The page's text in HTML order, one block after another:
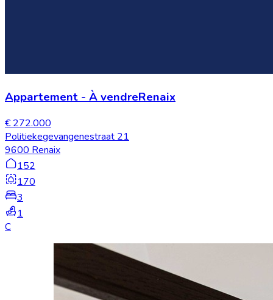
Appartement - À vendreRenaix
€ 272.000
Politiekegevangenestraat 21
9600 Renaix
152
170
3
1
C